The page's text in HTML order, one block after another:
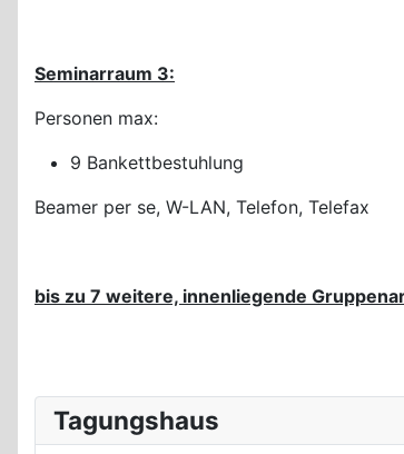
Tagungshaus
Seminarraum 3:
Personen max:
9 Bankettbestuhlung
Beamer per se, W-LAN, Telefon, Telefax
bis zu 7 weitere, innenliegende